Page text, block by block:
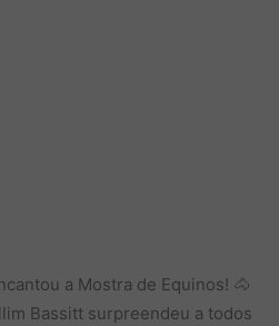
a Mostra de Equinos! 🐴
Bassitt surpreendeu a todos